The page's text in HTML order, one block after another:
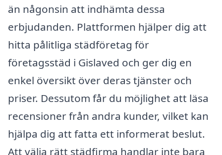
än någonsin att indhämta dessa
erbjudanden. Plattformen hjälper dig att
hitta pålitliga städföretag för
företagsstäd i Gislaved och ger dig en
enkel översikt över deras tjänster och
priser. Dessutom får du möjlighet att läsa
recensioner från andra kunder, vilket kan
hjälpa dig att fatta ett informerat beslut.
Att välja rätt städfirma handlar inte bara